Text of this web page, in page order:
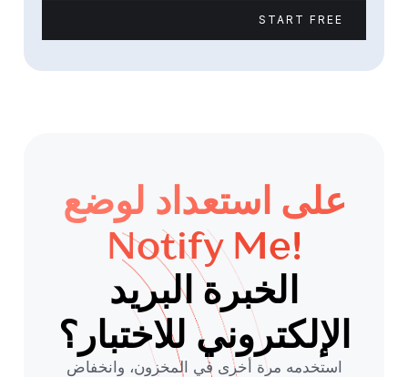
START FREE
على استعداد لوضع
Notify Me!
الخبرة البريد
الإلكتروني للاختبار؟
استخدمه مرة أخرى في المخزون، وانخفاض